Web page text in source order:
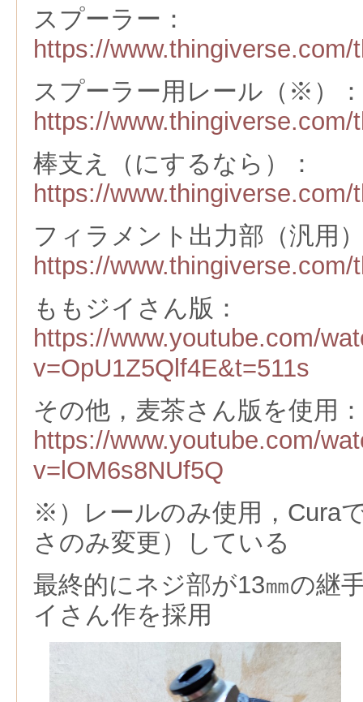
スプーラー：
https://www.thingiverse.com/
スプーラー用レール（※）：
https://www.thingiverse.com/
棒支え（にするなら）：
https://www.thingiverse.com/
フィラメント出力部（汎用
https://www.thingiverse.com/
ももジイさん版：
https://www.youtube.com/
v=OpU1Z5Qlf4E&t=511s
その他，麦茶さん版を使用：
https://www.youtube.com/
v=lOM6s8NUf5Q
※）レールのみ使用，Cura
さのみ変更）している
最終的にネジ部が13㎜の継
イさん作を採用